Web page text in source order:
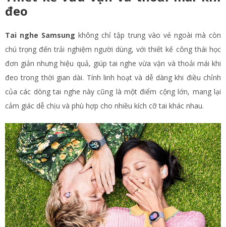
đeo
Tai nghe Samsung không chỉ tập trung vào vẻ ngoài mà còn
chú trọng đến trải nghiệm người dùng, với thiết kế công thái học
đơn giản nhưng hiệu quả, giúp tai nghe vừa vặn và thoải mái khi
đeo trong thời gian dài. Tính linh hoạt và dễ dàng khi điều chỉnh
của các dòng tai nghe này cũng là một điểm cộng lớn, mang lại
cảm giác dễ chịu và phù hợp cho nhiều kích cỡ tai khác nhau.